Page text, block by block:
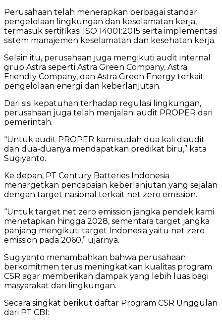
Perusahaan telah menerapkan berbagai standar
pengelolaan lingkungan dan keselamatan kerja,
termasuk sertifikasi ISO 14001:2015 serta implementasi
sistem manajemen keselamatan dan kesehatan kerja.
Selain itu, perusahaan juga mengikuti audit internal
grup Astra seperti Astra Green Company, Astra
Friendly Company, dan Astra Green Energy terkait
pengelolaan energi dan keberlanjutan.
Dari sisi kepatuhan terhadap regulasi lingkungan,
perusahaan juga telah menjalani audit PROPER dari
pemerintah.
“Untuk audit PROPER kami sudah dua kali diaudit
dan dua-duanya mendapatkan predikat biru,” kata
Sugiyanto.
Ke depan, PT Century Batteries Indonesia
menargetkan pencapaian keberlanjutan yang sejalan
dengan target nasional terkait net zero emission.
“Untuk target net zero emission jangka pendek kami
menetapkan hingga 2028, sementara target jangka
panjang mengikuti target Indonesia yaitu net zero
emission pada 2060,” ujarnya.
Sugiyanto menambahkan bahwa perusahaan
berkomitmen terus meningkatkan kualitas program
CSR agar memberikan dampak yang lebih luas bagi
masyarakat dan lingkungan.
Secara singkat berikut daftar Program CSR Unggulan
dari PT CBI: